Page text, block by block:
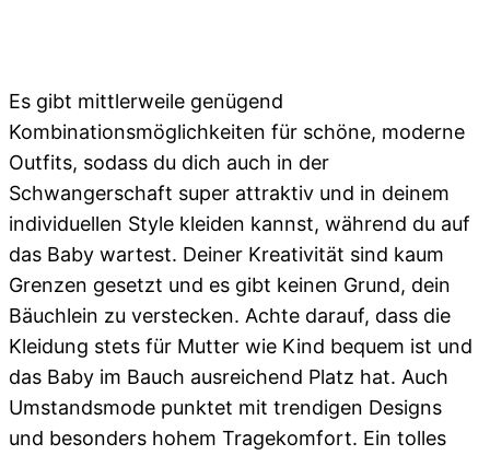
Es gibt mittlerweile genügend
Kombinationsmöglichkeiten für schöne, moderne
Outfits, sodass du dich auch in der
Schwangerschaft super attraktiv und in deinem
individuellen Style kleiden kannst, während du auf
das Baby wartest. Deiner Kreativität sind kaum
Grenzen gesetzt und es gibt keinen Grund, dein
Bäuchlein zu verstecken. Achte darauf, dass die
Kleidung stets für Mutter wie Kind bequem ist und
das Baby im Bauch ausreichend Platz hat. Auch
Umstandsmode punktet mit trendigen Designs
und besonders hohem Tragekomfort. Ein tolles